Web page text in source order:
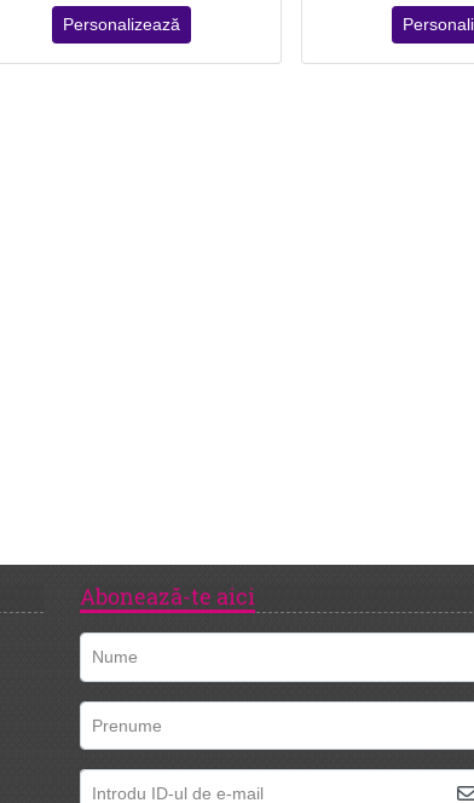
Personalizează
Abonează-te aici
Nume
Prenume
Introdu ID-ul de e-mail